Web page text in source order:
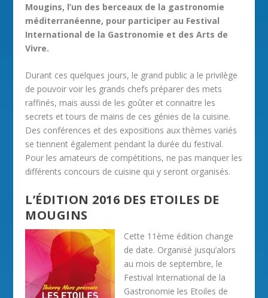
Mougins, l’un des berceaux de la gastronomie
méditerranéenne, pour participer au Festival
International de la Gastronomie et des Arts de
Vivre.
Durant ces quelques jours, le grand public a le privilège
de pouvoir voir les grands chefs préparer des mets
raffinés, mais aussi de les goûter et connaitre les
secrets et tours de mains de ces génies de la cuisine.
Des conférences et des expositions aux thèmes variés
se tiennent également pendant la durée du festival.
Pour les amateurs de compétitions, ne pas manquer les
différents concours de cuisine qui y seront organisés.
L’ÉDITION 2016 DES ETOILES DE
MOUGINS
Cette 11ème édition change
de date. Organisé jusqu’alors
au mois de septembre, le
Festival International de la
Gastronomie les Etoiles de